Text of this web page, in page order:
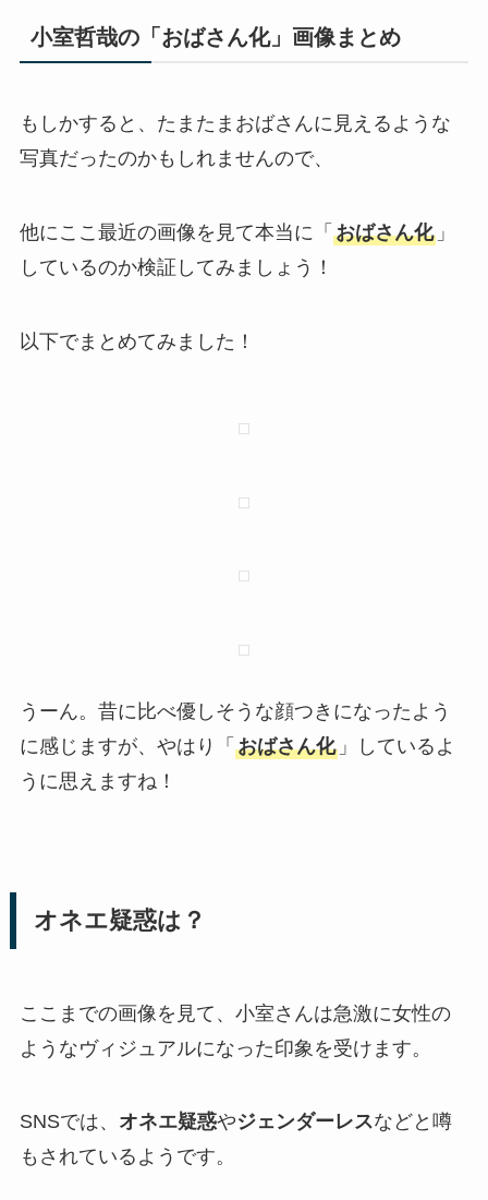
小室哲哉の「おばさん化」画像まとめ
もしかすると、たまたまおばさんに見えるような
写真だったのかもしれませんので、
他にここ最近の画像を見て本当に「 おばさん化」
しているのか検証してみましょう！
以下でまとめてみました！
うーん。昔に比べ優しそうな顔つきになったよう
に感じますが、やはり「 おばさん化」しているよ
うに思えますね！
オネエ疑惑は？
ここまでの画像を見て、小室さんは急激に女性の
ようなヴィジュアルになった印象を受けます。
SNSでは、 オネエ疑惑やジェンダーレスなどと噂
もされているようです。